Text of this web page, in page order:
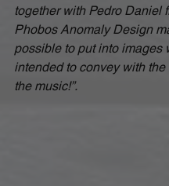
together with Pedro Daniel
Phobos Anomaly Design
possible to put into images
intended to convey with
the music!”.